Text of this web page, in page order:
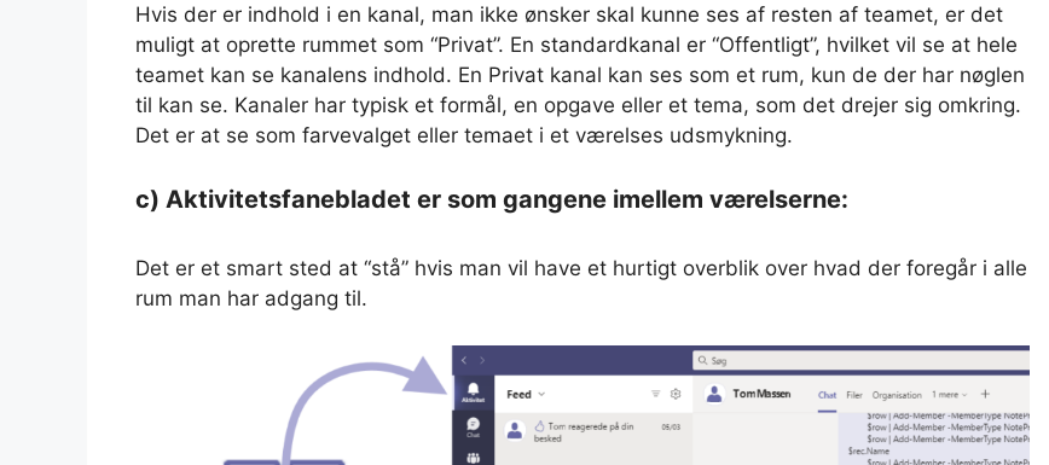
Hvis der er indhold i en kanal, man ikke ønsker skal kunne ses af resten af teamet, er det
muligt at oprette rummet som “Privat”. En standardkanal er “Offentligt”, hvilket vil se at hele
teamet kan se kanalens indhold. En Privat kanal kan ses som et rum, kun de der har nøglen
til kan se. Kanaler har typisk et formål, en opgave eller et tema, som det drejer sig omkring.
Det er at se som farvevalget eller temaet i et værelses udsmykning.
c) Aktivitetsfanebladet er som gangene imellem værelserne:
Det er et smart sted at “stå” hvis man vil have et hurtigt overblik over hvad der foregår i alle
rum man har adgang til.